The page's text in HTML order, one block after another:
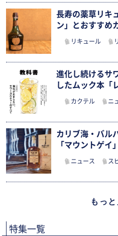
長寿の薬草リキ
ン」とおすすめ
リキュール
進化し続けるサ
したムック本「
カクテル ニ
カリブ海・バル
「マウントゲイ
ニュース ス
もっ
特集一覧